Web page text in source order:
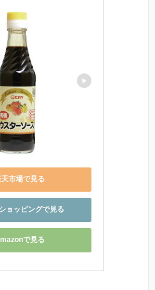
市場で見る
ョッピングで見る
で見る